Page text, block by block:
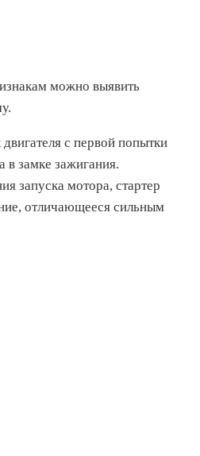
можно выявить
двигателя с первой попытки
в замке зажигания.
запуска мотора, стартер
отличающееся сильным